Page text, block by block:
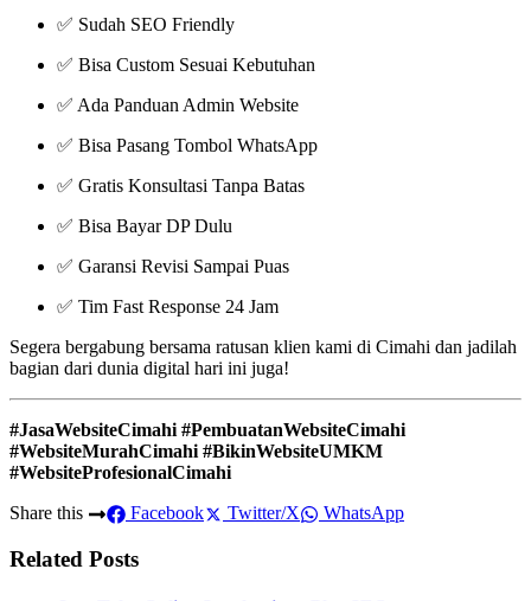
✅ Sudah SEO Friendly
✅ Bisa Custom Sesuai Kebutuhan
✅ Ada Panduan Admin Website
✅ Bisa Pasang Tombol WhatsApp
✅ Gratis Konsultasi Tanpa Batas
✅ Bisa Bayar DP Dulu
✅ Garansi Revisi Sampai Puas
✅ Tim Fast Response 24 Jam
Segera bergabung bersama ratusan klien kami di Cimahi dan jadilah
bagian dari dunia digital hari ini juga!
#JasaWebsiteCimahi #PembuatanWebsiteCimahi
#WebsiteMurahCimahi #BikinWebsiteUMKM
#WebsiteProfesionalCimahi
Share this
Facebook Twitter/X WhatsApp
Related Posts